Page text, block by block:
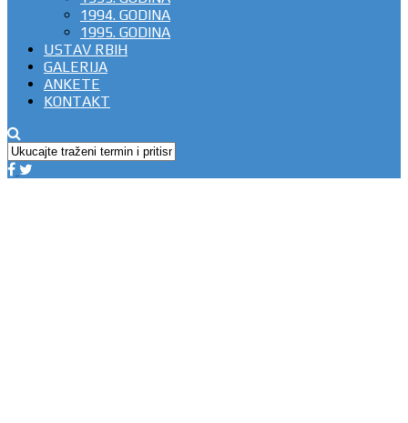
1994. GODINA
1995. GODINA
USTAV RBIH
GALERIJA
ANKETE
KONTAKT